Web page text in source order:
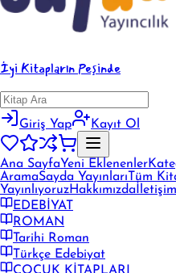
İyi Kitapların Peşinde
Giriş Yap Kayıt Ol
Ana SayfaYeni Eklenenler
AramaSayda Yayınları Tüm
YayınlıyoruzHakkımızda İletişim
EDEBİYAT
ROMAN
Tarihi Roman
Türkçe Edebiyat